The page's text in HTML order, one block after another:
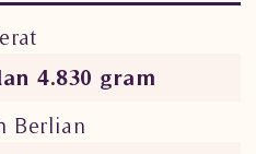
4.830 gram
Berlian